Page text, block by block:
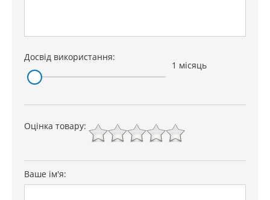
Досвід використання:
1 місяць
Оцінка товару:
Ваше ім'я: